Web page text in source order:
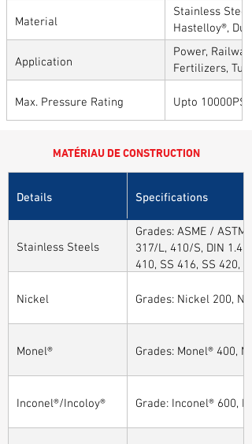
Material
Stainless
Hastelloy®,
Alloys
Application
Power,
Fertilizers,
Sytems, Paper
Max. Pressure Rating
Upto 10000PSI
MATÉRIAU DE CONSTRUCTION
Details Specifications
Stainless Steels
Grades: ASME /
317/L, 410/S, DIN
410, SS 416, SS 420,
Nickel
Grades: Nickel 200,
Monel® Grades: Monel® 400,
Inconel®/Incoloy® Grade: Inconel® 600,